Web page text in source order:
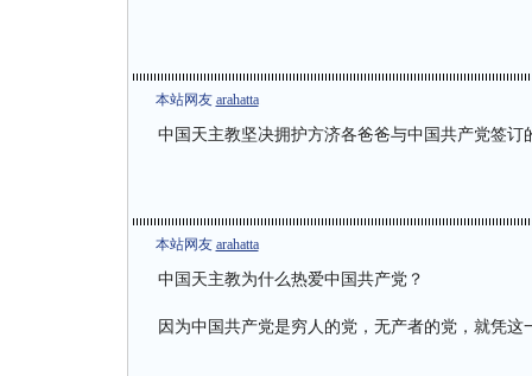
本站网友 arahatta
中国天主教坚决拥护方济各爸爸与中国共产党签订
本站网友 arahatta
中国天主教为什么热爱中国共产党？
因为中国共产党是穷人的党，无产者的党，就凭